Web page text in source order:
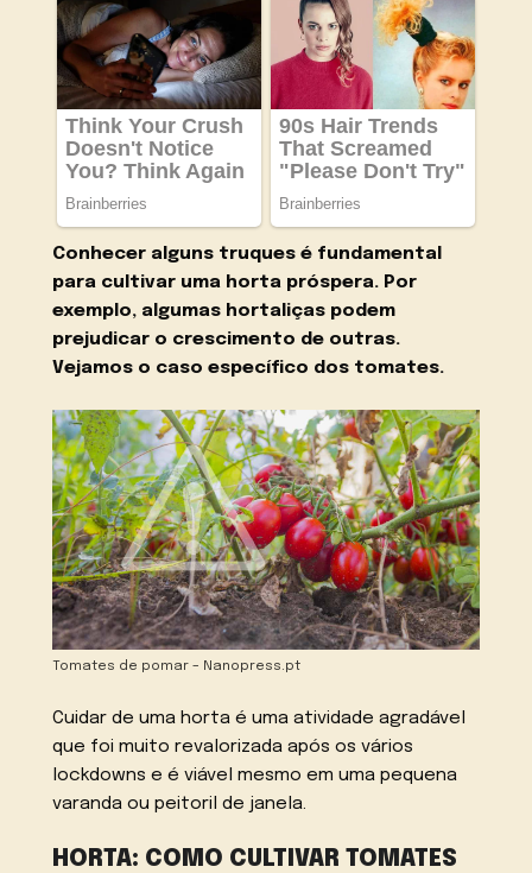
Conhecer alguns truques é fundamental
para cultivar uma horta próspera. Por
exemplo, algumas hortaliças podem
prejudicar o crescimento de outras.
Vejamos o caso específico dos tomates.
Tomates de pomar – Nanopress.pt
Cuidar de uma horta é uma atividade agradável
que foi muito revalorizada após os vários
lockdowns e é viável mesmo em uma pequena
varanda ou peitoril de janela.
HORTA: COMO CULTIVAR TOMATES